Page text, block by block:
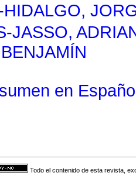
HIDALGO,
JASSO,
en
Todo el contenido de esta revista,